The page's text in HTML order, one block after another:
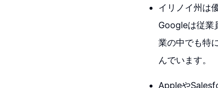
イリノイ州は
Googleは従業
業の中でも特
んでいます。
Appleや